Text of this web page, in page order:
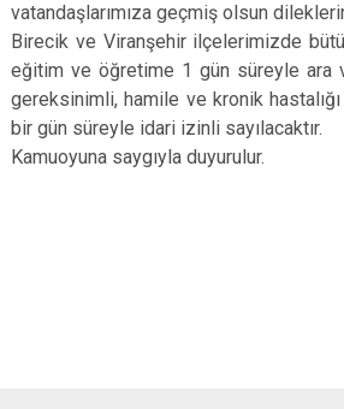
vatandaşlarımıza geçmiş olsun
Birecik ve Viranşehir ilçelerimizde
eğitim ve öğretime 1 gün süreyle ara
gereksinimli, hamile ve kronik
bir gün süreyle idari izinli sayılacaktır.
Kamuoyuna saygıyla duyurulur.